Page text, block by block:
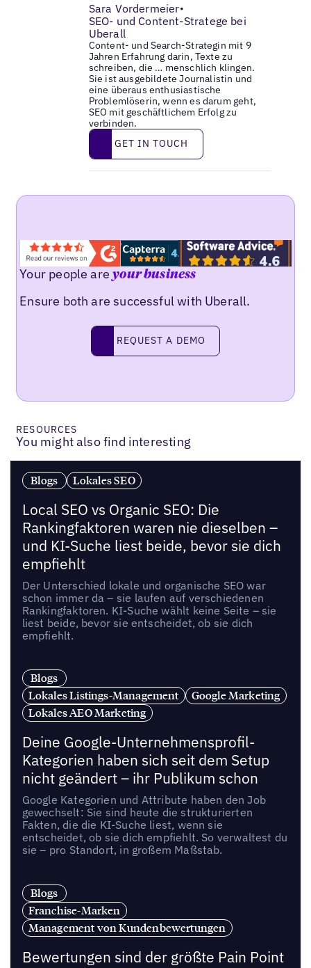
Sara Vordermeier•
SEO- und Content-Stratege bei
Uberall
Content- und Search-Strategin mit 9
Jahren Erfahrung darin, Texte zu
schreiben, die … menschlich klingen.
Sie ist ausgebildete Journalistin und
eine überaus enthusiastische
Problemlöserin, wenn es darum geht,
SEO mit geschäftlichem Erfolg zu
verbinden.
Get in touch
GET IN TOUCH
Your people areyour business
Ensure both are successful with Uberall.
Request a demo
REQUEST A DEMO
RESOURCES
You might also find interesting
Blogs Lokales SEO
Local SEO vs Organic SEO: Die
Rankingfaktoren waren nie dieselben –
und KI-Suche liest beide, bevor sie dich
empfiehlt
Der Unterschied lokale und organische SEO war
schon immer da – sie laufen auf verschiedenen
Rankingfaktoren. KI-Suche wählt keine Seite – sie
liest beide, bevor sie entscheidet, ob sie dich
empfiehlt.
Blogs
Lokales Listings-Management
Google Marketing
Lokales AEO Marketing
Deine Google-Unternehmensprofil-
Kategorien haben sich seit dem Setup
nicht geändert – ihr Publikum schon
Google Kategorien und Attribute haben den Job
gewechselt: Sie sind heute die strukturierten
Fakten, die die KI-Suche liest, wenn sie
entscheidet, ob sie dich empfiehlt. So verwaltest du
sie – pro Standort, in großem Maßstab.
Blogs
Franchise-Marken
Management von Kundenbewertungen
Bewertungen sind der größte Pain Point